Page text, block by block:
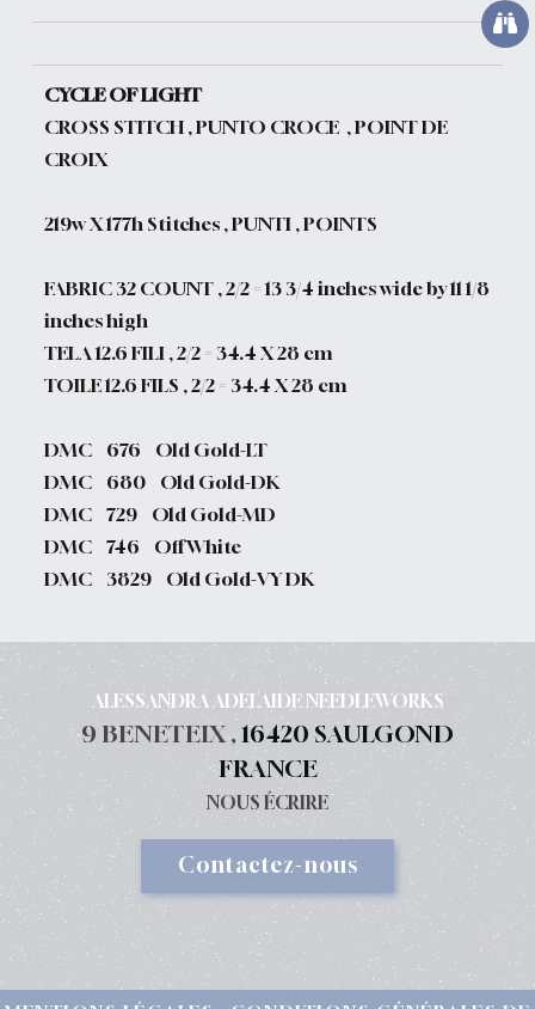
CYCLE OF LIGHT
CROSS STITCH , PUNTO CROCE , POINT DE
CROIX
219w X 177h Stitches , PUNTI , POINTS
FABRIC 32 COUNT , 2/2 = 13 3/4 inches wide by 11 1/8
inches high
TELA 12.6 FILI , 2/2 = 34.4 X 28 cm
TOILE 12.6 FILS , 2/2 = 34.4 X 28 cm
DMC 676 Old Gold-LT
DMC 680 Old Gold-DK
DMC 729 Old Gold-MD
DMC 746 Off White
DMC 3829 Old Gold-VY DK
ALESSANDRA ADELAIDE NEEDLEWORKS
9 BENETEIX ,16420 SAULGOND
FRANCE
NOUS ÉCRIRE
Contactez-nous